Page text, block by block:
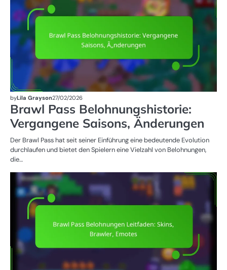
byLila Grayson27/02/2026
Brawl Pass Belohnungshistorie:
Vergangene Saisons, Änderungen
Der Brawl Pass hat seit seiner Einführung eine bedeutende Evolution
durchlaufen und bietet den Spielern eine Vielzahl von Belohnungen,
die…